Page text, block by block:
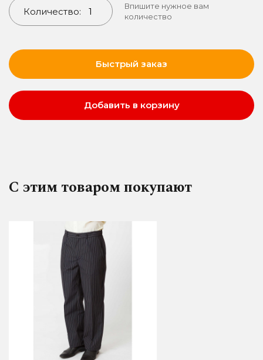
Количество:
Впишите нужное вам
количество
Быстрый заказ
Добавить в корзину
С этим товаром покупают
Брюки 5-2